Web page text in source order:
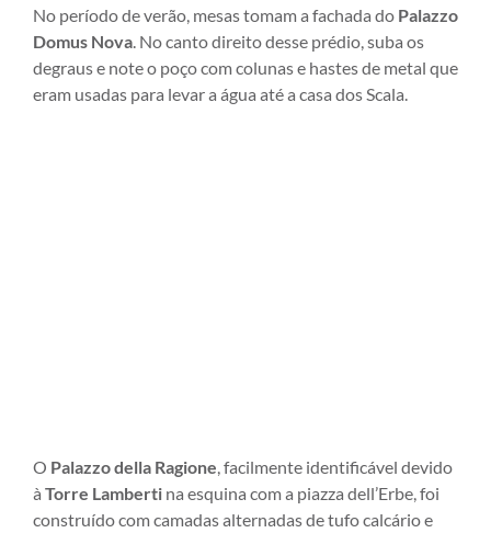
No período de verão, mesas tomam a fachada do Palazzo
Domus Nova. No canto direito desse prédio, suba os
degraus e note o poço com colunas e hastes de metal que
eram usadas para levar a água até a casa dos Scala.
O Palazzo della Ragione , facilmente identificável devido
à Torre Lamberti na esquina com a piazza dell’Erbe, foi
construído com camadas alternadas de tufo calcário e